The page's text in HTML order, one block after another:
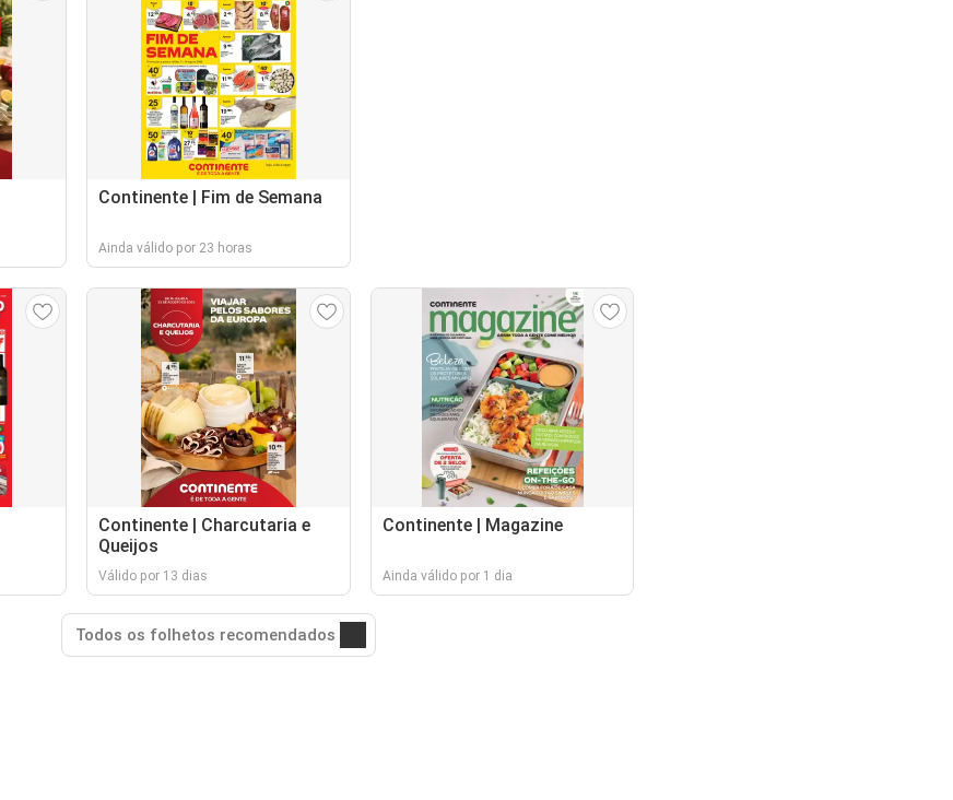
Continente | Fim de Semana
Ainda válido por 23 horas
Continente | Charcutaria e
Queijos
Válido por 13 dias
Continente | Magazine
Ainda válido por 1 dia
Todos os folhetos recomendados